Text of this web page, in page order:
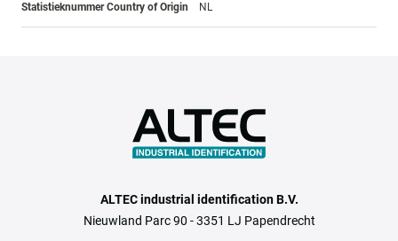
Statistieknummer Country of Origin NL
ALTEC industrial identification B.V.
Nieuwland Parc 90 - 3351 LJ Papendrecht